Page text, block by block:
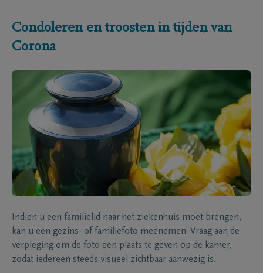
Condoleren en troosten in tijden van
Corona
Indien u een familielid naar het ziekenhuis moet brengen,
kan u een gezins- of familiefoto meenemen. Vraag aan de
verpleging om de foto een plaats te geven op de kamer,
zodat iedereen steeds visueel zichtbaar aanwezig is.